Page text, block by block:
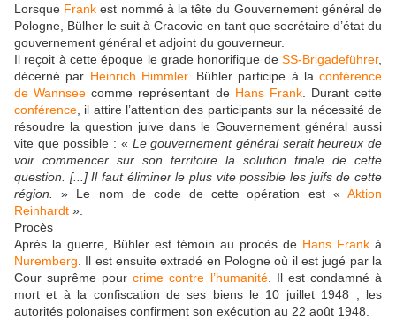
Lorsque Frank est nommé à la tête du Gouvernement général de
Pologne, Bülher le suit à Cracovie en tant que secrétaire d’état du
gouvernement général et adjoint du gouverneur.
Il reçoit à cette époque le grade honorifique de SS-Brigadeführer,
décerné par Heinrich Himmler. Bühler participe à la conférence
de Wannsee comme représentant de Hans Frank. Durant cette
conférence , il attire l’attention des participants sur la nécessité de
résoudre la question juive dans le Gouvernement général aussi
vite que possible : « Le gouvernement général serait heureux de
voir commencer sur son territoire la solution finale de cette
question. [...] Il faut éliminer le plus vite possible les juifs de cette
région.» Le nom de code de cette opération est «Aktion
Reinhardt ».
Procès
Après la guerre, Bühler est témoin au procès de Hans Frank à
Nuremberg . Il est ensuite extradé en Pologne où il est jugé par la
Cour suprême pourcrime contre l’humanité. Il est condamné à
mort et à la confiscation de ses biens le 10 juillet 1948 ; les
autorités polonaises confirment son exécution au 22 août 1948.